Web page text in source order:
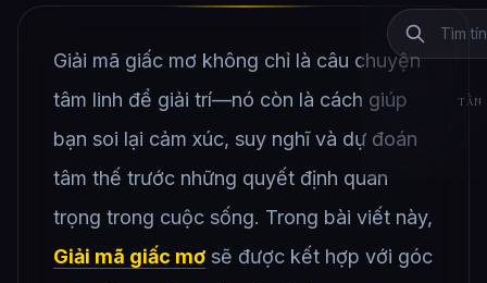
TẦN
Giải mã giấc mơ không chỉ là câu chuyện
tâm linh để giải trí—nó còn là cách giúp
bạn soi lại cảm xúc, suy nghĩ và dự đoán
tâm thế trước những quyết định quan
trọng trong cuộc sống. Trong bài viết này,
Giải mã giấc mơ sẽ được kết hợp với góc